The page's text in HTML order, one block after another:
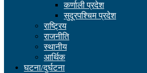
कर्णाली प्रदेश
सुदूरपश्चिम प्रदेश
राष्ट्रिय
राजनीति
स्थानीय
आर्थिक
घटना/दुर्घटना